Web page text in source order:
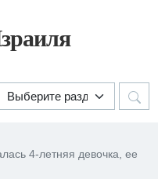
4-летняя девочка, ее